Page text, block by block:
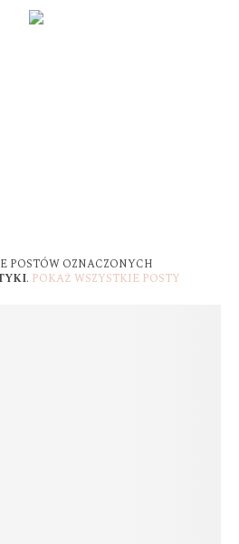
POSTÓW OZNACZONYCH
. POKAŻ WSZYSTKIE POSTY